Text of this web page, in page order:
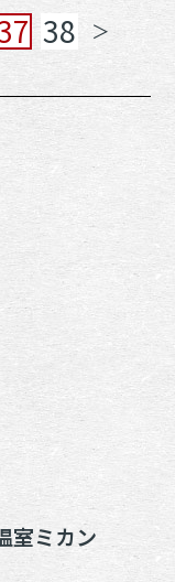
38 ＞
室ミカン